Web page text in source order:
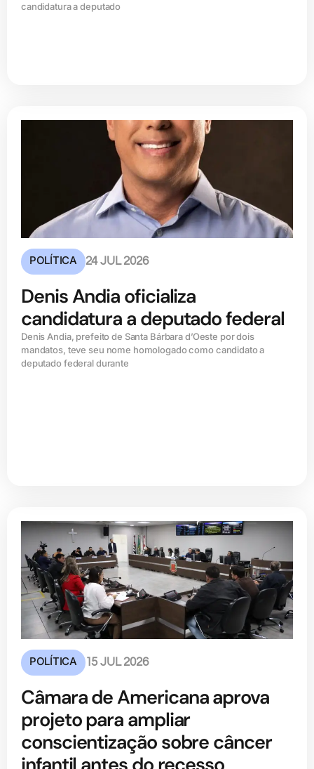
candidatura a deputado
POLÍTICA 24 JUL 2026
Denis Andia oficializa
candidatura a deputado federal
Denis Andia, prefeito de Santa Bárbara d’Oeste por dois
mandatos, teve seu nome homologado como candidato a
deputado federal durante
POLÍTICA 15 JUL 2026
Câmara de Americana aprova
projeto para ampliar
conscientização sobre câncer